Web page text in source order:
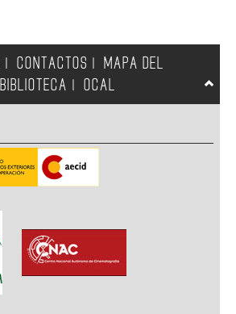
CONTACTOS
MAPA DEL
BIBLIOTECA OCAL